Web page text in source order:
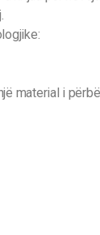
material i